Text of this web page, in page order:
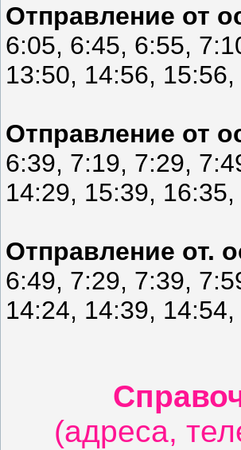
Отправление от
6:05, 6:45, 6:55,
13:50, 14:56,
Отправление от
6:39, 7:19, 7:29,
14:29, 15:39,
Отправление от.
6:49, 7:29, 7:39,
14:24, 14:39,
(адреса,